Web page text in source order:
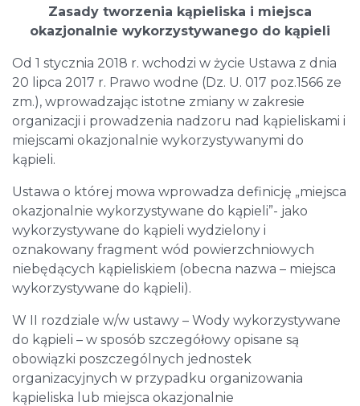
Zasady tworzenia kąpieliska i miejsca
okazjonalnie wykorzystywanego do kąpieli
Od 1 stycznia 2018 r. wchodzi w życie Ustawa z dnia
20 lipca 2017 r. Prawo wodne (Dz. U. 017 poz.1566 ze
zm.), wprowadzając istotne zmiany w zakresie
organizacji i prowadzenia nadzoru nad kąpieliskami i
miejscami okazjonalnie wykorzystywanymi do
kąpieli.
Ustawa o której mowa wprowadza definicję „miejsca
okazjonalnie wykorzystywane do kąpieli”- jako
wykorzystywane do kąpieli wydzielony i
oznakowany fragment wód powierzchniowych
niebędących kąpieliskiem (obecna nazwa – miejsca
wykorzystywane do kąpieli).
W II rozdziale w/w ustawy – Wody wykorzystywane
do kąpieli – w sposób szczegółowy opisane są
obowiązki poszczególnych jednostek
organizacyjnych w przypadku organizowania
kąpieliska lub miejsca okazjonalnie